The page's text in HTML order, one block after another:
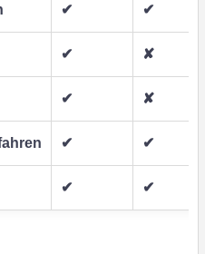
✔ ✔
✔ ✘
✔ ✘
✔ ✔
✔ ✔